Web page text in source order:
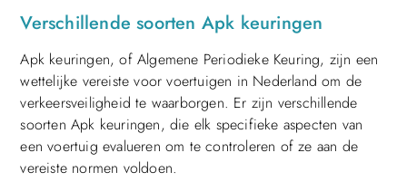
Verschillende soorten Apk keuringen
Apk keuringen, of Algemene Periodieke Keuring, zijn een
wettelijke vereiste voor voertuigen in Nederland om de
verkeersveiligheid te waarborgen. Er zijn verschillende
soorten Apk keuringen, die elk specifieke aspecten van
een voertuig evalueren om te controleren of ze aan de
vereiste normen voldoen.